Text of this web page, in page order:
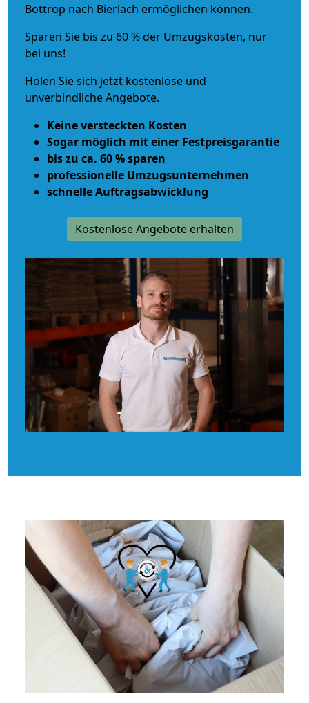
Bottrop nach Bierlach ermöglichen können.
Sparen Sie bis zu 60 % der Umzugskosten, nur
bei uns!
Holen Sie sich jetzt kostenlose und
unverbindliche Angebote.
Keine versteckten Kosten
Sogar möglich mit einer Festpreisgarantie
bis zu ca. 60 % sparen
professionelle Umzugsunternehmen
schnelle Auftragsabwicklung
Kostenlose Angebote erhalten